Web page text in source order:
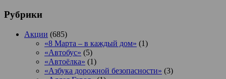
Рубрики
Акции (685)
«8 Марта – в каждый дом» (1)
«Автобус» (5)
«Автоёлка» (1)
«Азбука дорожной безопасности» (3)